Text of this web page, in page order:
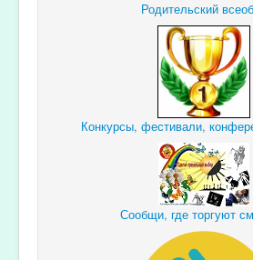
Родительский
Конкурсы, фестивали,
Сообщи, где торгуют